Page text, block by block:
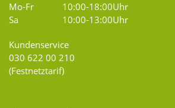
Mo-Fr
10:00-18:00Uhr
Sa
10:00-13:00Uhr
Kundenservice
030 622 00 210
(Festnetztarif)